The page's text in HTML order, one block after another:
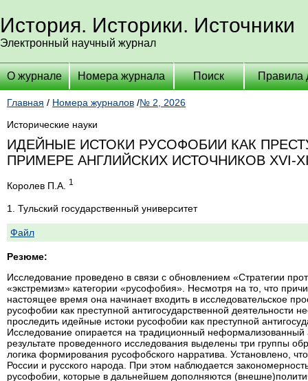
История. Историки. Источники
Электронный научный журнал
О журнале Номера журнала Поиск Правила
Главная / Номера журналов /№ 2, 2026
Исторические науки
ИДЕЙНЫЕ ИСТОКИ РУСОФОБИИ КАК
ПРИМЕРЕ АНГЛИЙСКИХ ИСТОЧНИКОВ XVI-
Королев П.А. 1
1. Тульский государственный университет
Файл
Резюме:
Исследование проведено в связи с обновлением «Стратегии
«экстремизм» категории «русофобия». Несмотря на то, что
настоящее время она начинает входить в исследовательское
русофобии как преступной антигосударственной
проследить идейные истоки русофобии как преступной
Исследование опирается на традиционный неформализованный
результате проведенного исследования выделены три группы
логика формирования русофобского нарратива. Установлено,
России и русского народа. При этом наблюдается
русофобии, которые в дальнейшем дополняются